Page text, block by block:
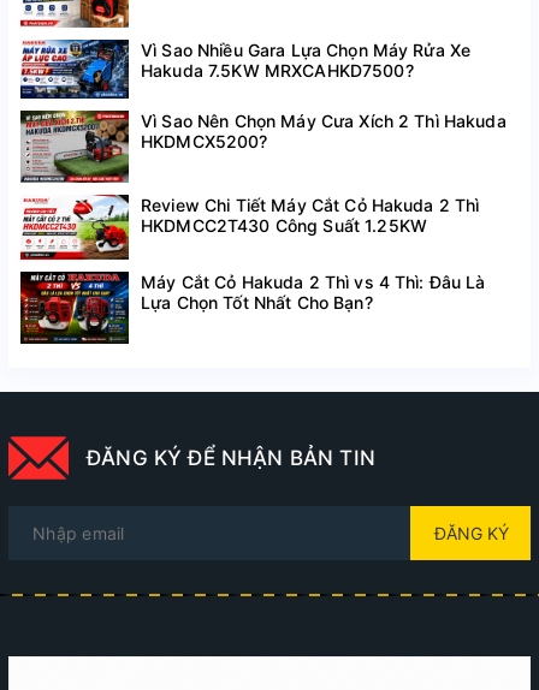
Vì Sao Nhiều Gara Lựa Chọn Máy Rửa Xe
Hakuda 7.5KW MRXCAHKD7500?
Vì Sao Nên Chọn Máy Cưa Xích 2 Thì Hakuda
HKDMCX5200?
Review Chi Tiết Máy Cắt Cỏ Hakuda 2 Thì
HKDMCC2T430 Công Suất 1.25KW
Máy Cắt Cỏ Hakuda 2 Thì vs 4 Thì: Đâu Là
Lựa Chọn Tốt Nhất Cho Bạn?
ĐĂNG KÝ ĐỂ NHẬN BẢN TIN
ĐĂNG KÝ